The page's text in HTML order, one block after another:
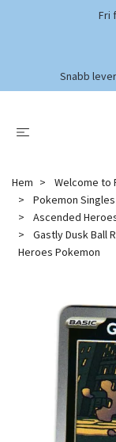
Fri
Snabb
Hem Welcome to
Pokemon Singles
Ascended
Gastly Dusk Ball
Heroes Pokemon